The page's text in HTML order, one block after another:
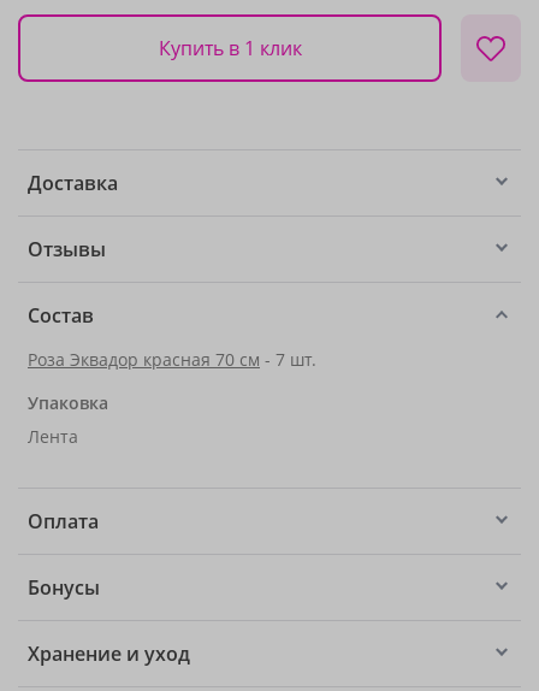
Купить в 1 клик
Доставка
Отзывы
Состав
Роза Эквадор красная 70 см - 7 шт.
Упаковка
Лента
Оплата
Бонусы
Хранение и уход